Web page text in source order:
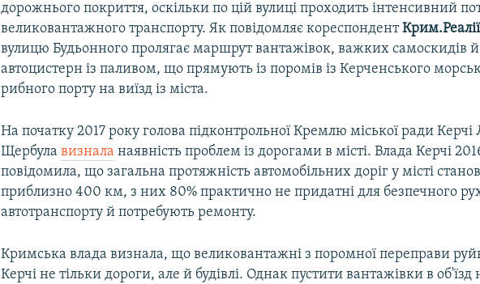
дорожнього покриття, оскільки по цій вулиці проходить інтенсивний
великовантажного транспорту. Як повідомляє кореспондентКрим.Реалії
вулицю Будьонного пролягає маршрут вантажівок, важких самоскидів й
автоцистерн із паливом, що прямують із поромів із Керченського
рибного порту на виїзд із міста.
На початку 2017 року голова підконтрольної Кремлю міської ради Керчі
Щербулавизнала наявність проблем із дорогами в місті. Влада Керчі
повідомила, що загальна протяжність автомобільних доріг у місті
приблизно 400 км, з них 80% практично не придатні для безпечного
автотранспорту й потребують ремонту.
Кримська влада визнала, що великовантажні з поромної переправи
Керчі не тільки дороги, але й будівлі. Однак пустити вантажівки в об'їзд